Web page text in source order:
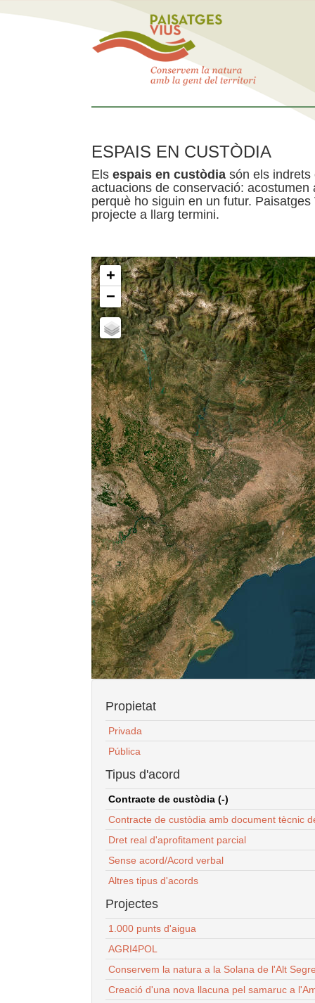
ESPAIS EN CUSTÒDIA
Els espais en custòdia són els indrets
actuacions de conservació:
perquè ho siguin en un futur.
projecte a llarg termini.
+
−
Propietat
Privada
Pública
Tipus d'acord
Contracte de custòdia (-)
Contracte de custòdia amb document tècnic
Dret real d'aprofitament parcial
Sense acord/Acord verbal
Altres tipus d'acords
Projectes
1.000 punts d'aigua
AGRI4POL
Conservem la natura a la Solana de l'Alt
Creació d'una nova llacuna pel samaruc a